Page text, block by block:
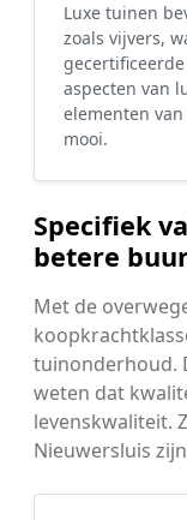
Luxe tuinen
zoals vijvers,
aspecten van
elementen
mooi.
Specifiek
betere
Met de
tuinonderhoud.
weten dat
levenskwaliteit.
Nieuwersluis